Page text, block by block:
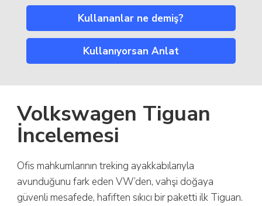
Kullananlar ne demiş?
Kullanıyorsan Anlat
Volkswagen Tiguan
İncelemesi
Ofis mahkumlarının treking ayakkabılarıyla
avunduğunu fark eden VW’den, vahşi doğaya
güvenli mesafede, hafiften sıkıcı bir paketti ilk Tiguan.